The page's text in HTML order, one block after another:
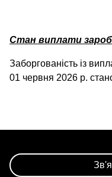
Стан виплати
Заборгованість із
01 червня 2026 р.